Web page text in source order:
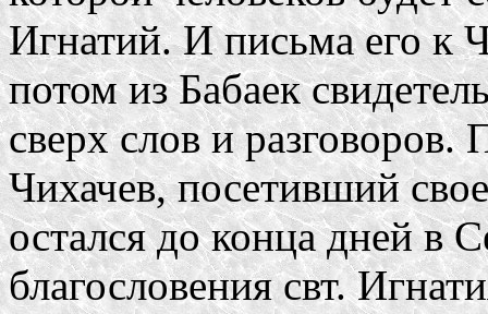
Игнатий. И письма его к
потом из Бабаек
сверх слов и
Чихачев, посетивший
остался до конца дней в
благословения свт.